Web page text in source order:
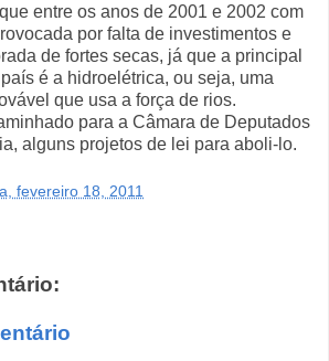
entre os anos de 2001 e 2002 com
por falta de investimentos e
de fortes secas, já que a principal
é a hidroelétrica, ou seja, uma
que usa a força de rios.
para a Câmara de Deputados
alguns projetos de lei para aboli-lo.
fevereiro 18, 2011